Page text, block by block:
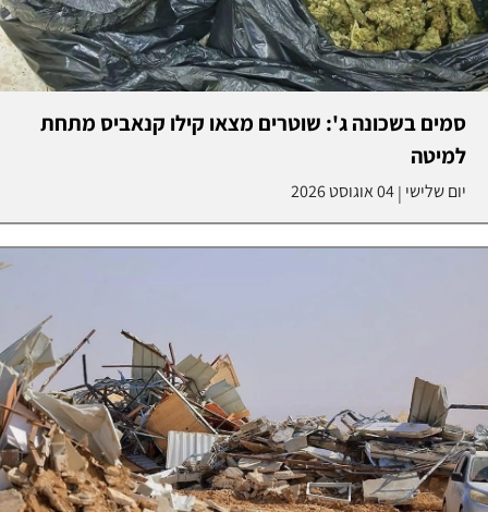
סמים בשכונה ג': שוטרים מצאו קילו קנאביס מתחת
למיטה
יום שלישי |04 אוגוסט 2026